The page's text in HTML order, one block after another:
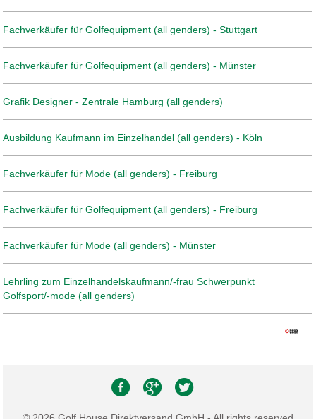
Fachverkäufer für Golfequipment (all genders) - Stuttgart
Fachverkäufer für Golfequipment (all genders) - Münster
Grafik Designer - Zentrale Hamburg (all genders)
Ausbildung Kaufmann im Einzelhandel (all genders) - Köln
Fachverkäufer für Mode (all genders) - Freiburg
Fachverkäufer für Golfequipment (all genders) - Freiburg
Fachverkäufer für Mode (all genders) - Münster
Lehrling zum Einzelhandelskaufmann/-frau Schwerpunkt
Golfsport/-mode (all genders)